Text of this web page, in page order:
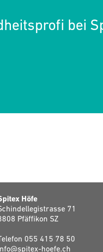
bei
Höfe
71
Pfäffikon SZ
055 415 78 50
hoefe.ch